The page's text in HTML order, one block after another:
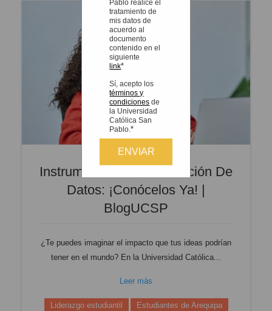
Instrumentos De Recolección De
Datos: ¡conócelos Ya! |
BlogUCSP
¿Te puedes imaginar el impacto que tus ideas podrían
tener en el mundo? En la Universidad Católica...
Leer más
Liderazgo estudiantil Estudiantes de Arequipa
Pablo realice el
tratamiento de
mis datos de
acuerdo al
documento
contenido en el
siguiente
link*
Sí, acepto los
términos y
condiciones de
la Universidad
Católica San
Pablo.*